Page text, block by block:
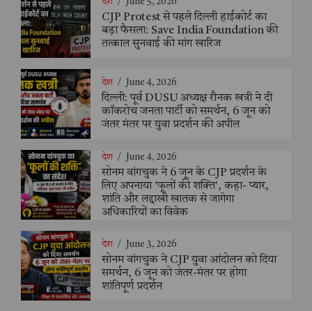
देश / June 5, 2026
CJP Protest से पहले दिल्ली हाईकोर्ट का
बड़ा फैसला: Save India Foundation की
तत्काल सुनवाई की मांग खारिज
देश / June 4, 2026
दिल्ली: पूर्व DUSU अध्यक्ष रौनक खत्री ने दी
कॉकरोच जनता पार्टी को समर्थन, 6 जून को
जंतर मंतर पर युवा प्रदर्शन की अपील
देश / June 4, 2026
सोनम वांगचुक ने 6 जून के CJP प्रदर्शन के
लिए अपनाया 'फूलों की शक्ति', कहा- प्यार,
शांति और लद्दाखी खातक से जागेगा
अधिकारियों का विवेक
देश / June 3, 2026
सोनम वांगचुक ने CJP युवा आंदोलन को दिया
समर्थन, 6 जून को जंतर-मंतर पर होगा
शांतिपूर्ण प्रदर्शन